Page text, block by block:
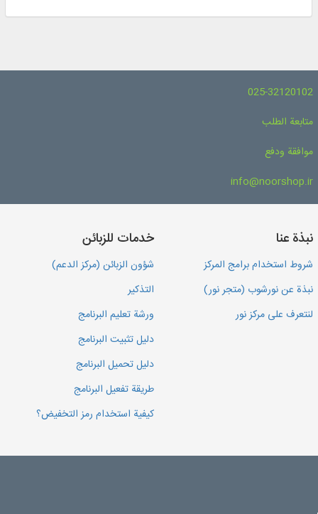
025-32120102
متابعة الطلب
موافقة ودفع
info@noorshop.ir
نبذة عنا
شروط استخدام برامج المركز
نبذة عن نورشوب (متجر نور)
لنتعرف على مركز نور
خدمات للزبائن
شؤون الزبائن (مركز الدعم)
التذكير
ورشة تعليم البرنامج
دليل تثبيت البرنامج
دليل تحميل البرنامج
طريقة تفعيل البرنامج
كيفية استخدام رمز التخفيض؟